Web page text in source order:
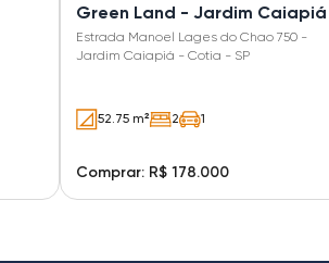
Green Land - Jardim Caiapiá
Estrada Manoel Lages do Chao 750 -
Jardim Caiapiá - Cotia - SP
52.75 m² 2 1
Comprar: R$ 178.000